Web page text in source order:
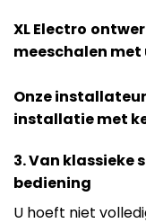
XL Electro
meeschalen met
Onze
installatie met
3. Van klassieke
bediening
U hoeft niet